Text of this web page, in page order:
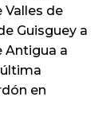
Valles de
Guisguey a
Antigua a
en